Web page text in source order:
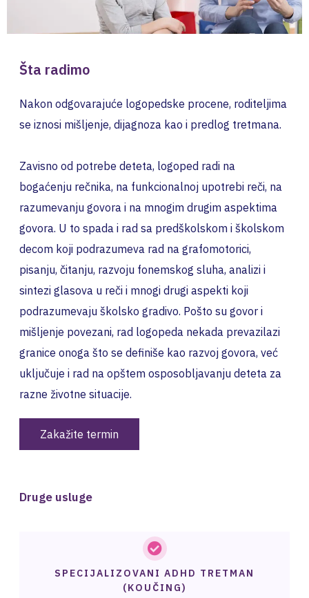
Šta radimo
Nakon odgovarajuće logopedske procene, roditeljima
se iznosi mišljenje, dijagnoza kao i predlog tretmana.
Zavisno od potrebe deteta, logoped radi na
bogaćenju rečnika, na funkcionalnoj upotrebi reči, na
razumevanju govora i na mnogim drugim aspektima
govora. U to spada i rad sa predškolskom i školskom
decom koji podrazumeva rad na grafomotorici,
pisanju, čitanju, razvoju fonemskog sluha, analizi i
sintezi glasova u reči i mnogi drugi aspekti koji
podrazumevaju školsko gradivo. Pošto su govor i
mišljenje povezani, rad logopeda nekada prevazilazi
granice onoga što se definiše kao razvoj govora, već
uključuje i rad na opštem osposobljavanju deteta za
razne životne situacije.
Zakažite termin
Druge usluge
SPECIJALIZOVANI ADHD TRETMAN
(KOUČING)